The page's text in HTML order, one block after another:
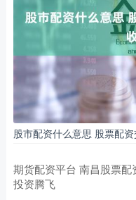
股市配资什么意思 股票配
期货配资平台 南昌股票
投资腾飞